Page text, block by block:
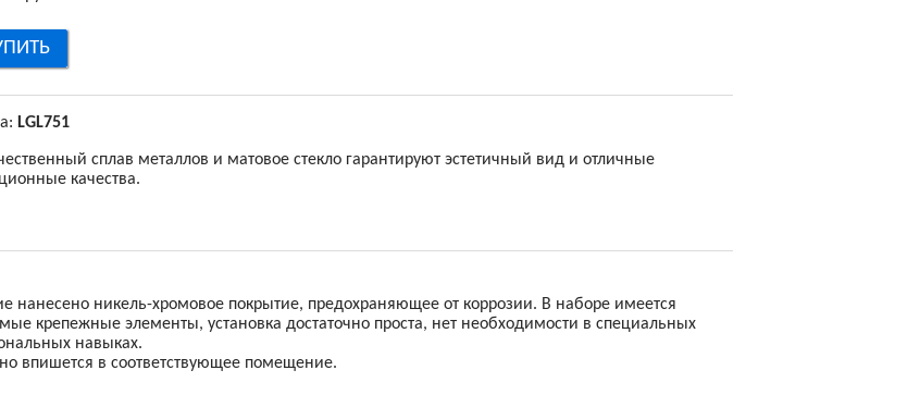
LGL751
сплав металлов и матовое стекло гарантируют эстетичный вид и отличные
качества.
нанесено никель-хромовое покрытие, предохраняющее от коррозии. В наборе имеется
крепежные элементы, установка достаточно проста, нет необходимости в специальных
навыках.
впишется в соответствующее помещение.